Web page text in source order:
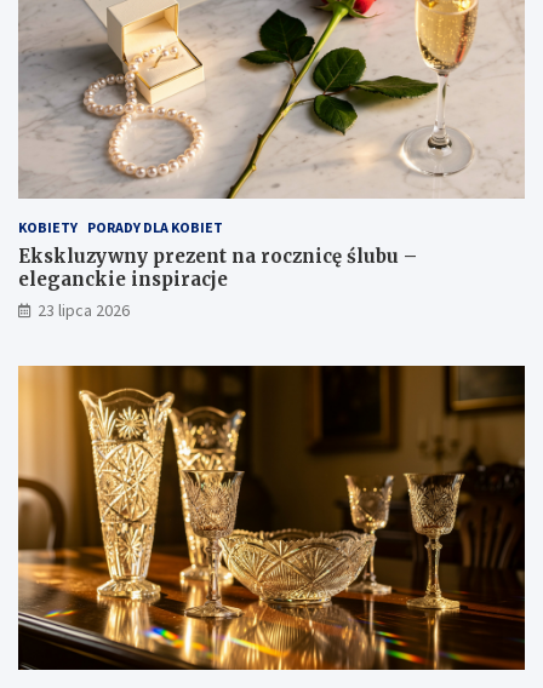
KOBIETY PORADY DLA KOBIET
Ekskluzywny prezent na rocznicę ślubu –
eleganckie inspiracje
23 lipca 2026